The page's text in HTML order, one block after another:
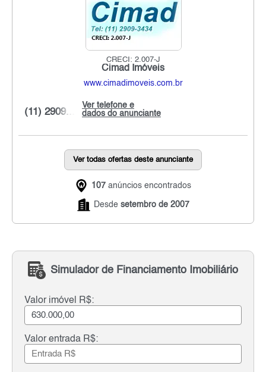
CRECI: 2.007-J
Cimad Imóveis
www.cimadimoveis.com.br
Ver telefone e
dados do anunciante
(11) 2909...
Ver todas ofertas deste anunciante
107 anúncios encontrados
Desde setembro de 2007
Simulador de Financiamento Imobiliário
Valor imóvel R$:
Valor entrada R$: